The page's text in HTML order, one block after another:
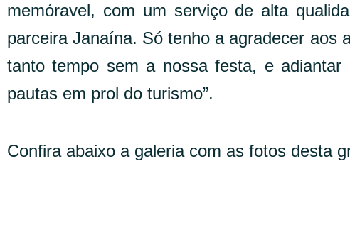
memóravel, com um serviço de alta
parceira Janaína. Só tenho a agradecer aos
tanto tempo sem a nossa festa, e
pautas em prol do turismo”.
Confira abaixo a galeria com as fotos desta